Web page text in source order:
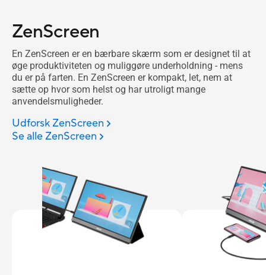
ZenScreen
En ZenScreen er en bærbare skærm som er designet til at
øge produktiviteten og muliggøre underholdning - mens
du er på farten. En ZenScreen er kompakt, let, nem at
sætte op hvor som helst og har utroligt mange
anvendelsmuligheder.
Udforsk ZenScreen
Se alle ZenScreen